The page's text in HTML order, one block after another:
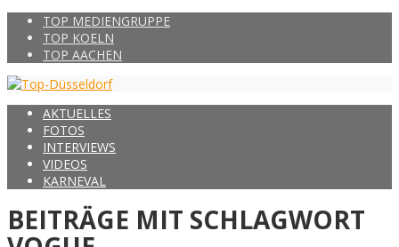
TOP MEDIENGRUPPE
TOP KOELN
TOP AACHEN
AKTUELLES
FOTOS
INTERVIEWS
VIDEOS
KARNEVAL
BEITRÄGE MIT SCHLAGWORT